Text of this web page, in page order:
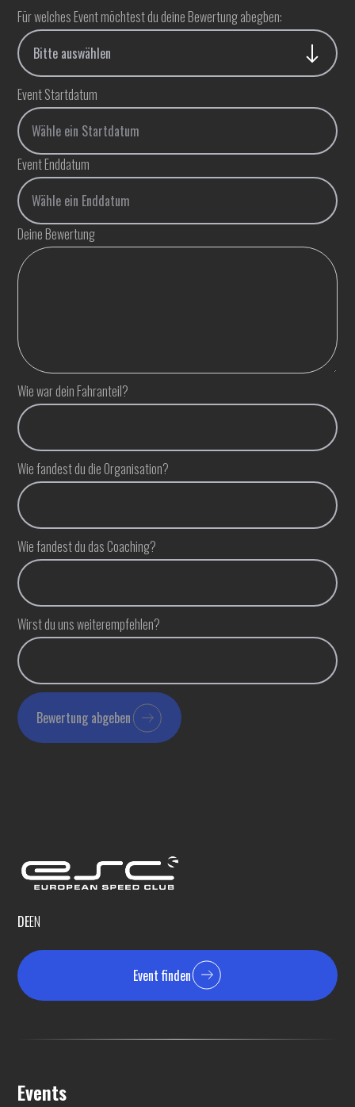
Für welches Event möchtest du deine Bewertung abegben:
Event Startdatum
Event Enddatum
Deine Bewertung
Wie war dein Fahranteil?
Wie fandest du die Organisation?
Wie fandest du das Coaching?
Wirst du uns weiterempfehlen?
Bewertung abgeben
DEEN
Event finden
Events